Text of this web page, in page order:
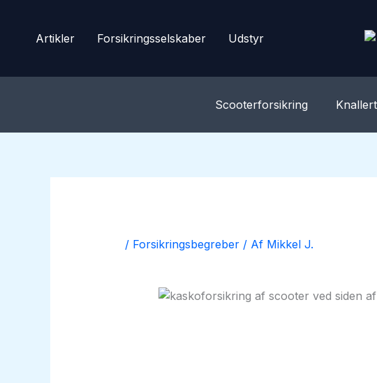
indholdetArtikler Forsikringsselskaber Udstyr
Scooterforsikring
/ Forsikringsbegreber/ Af Mikkel J.